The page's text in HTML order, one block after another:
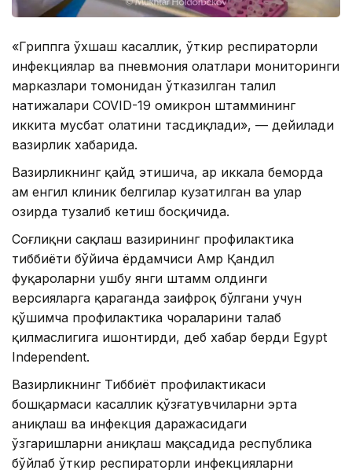
«Гриппга ўхшаш касаллик, ўткир респираторли
инфекциялар ва пневмония ҳолатлари мониторинги
марказлари томонидан ўтказилган таҳлил
натижалари COVID-19 омикрон штаммининг
иккита мусбат ҳолатини тасдиқлади», — дейилади
вазирлик хабарида.
Вазирликнинг қайд этишича, ҳар иккала беморда
ҳам енгил клиник белгилар кузатилган ва улар
ҳозирда тузалиб кетиш босқичида.
Соғлиқни сақлаш вазирининг профилактика
тиббиёти бўйича ёрдамчиси Амр Қандил
фуқароларни ушбу янги штамм олдинги
версияларга қараганда заифроқ бўлгани учун
қўшимча профилактика чораларини талаб
қилмаслигига ишонтирди, деб хабар берди Egypt
Independent.
Вазирликнинг Тиббиёт профилактикаси
бошқармаси касаллик қўзғатувчиларни эрта
аниқлаш ва инфекция даражасидаги
ўзгаришларни аниқлаш мақсадида республика
бўйлаб ўткир респираторли инфекцияларни